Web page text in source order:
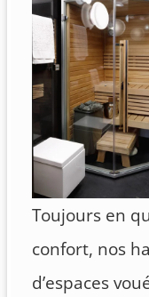
Toujours en
confort, nos
d’espaces